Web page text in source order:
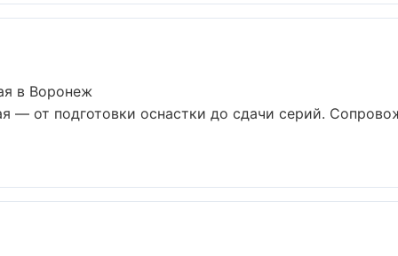
в Воронеж
— от подготовки оснастки до сдачи серий.